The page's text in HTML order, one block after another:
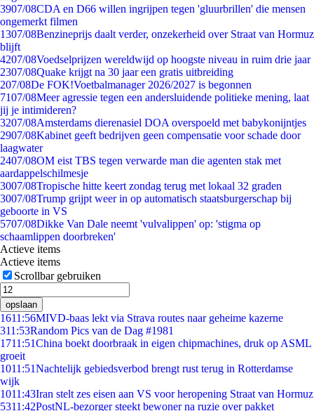
3907/08CDA en D66 willen ingrijpen tegen 'gluurbrillen' die mensen
ongemerkt filmen
1307/08Benzineprijs daalt verder, onzekerheid over Straat van Hormuz
blijft
4207/08Voedselprijzen wereldwijd op hoogste niveau in ruim drie jaar
2307/08Quake krijgt na 30 jaar een gratis uitbreiding
207/08De FOK!Voetbalmanager 2026/2027 is begonnen
7107/08Meer agressie tegen een andersluidende politieke mening, laat
jij je intimideren?
3207/08Amsterdams dierenasiel DOA overspoeld met babykonijntjes
2907/08Kabinet geeft bedrijven geen compensatie voor schade door
laagwater
2407/08OM eist TBS tegen verwarde man die agenten stak met
aardappelschilmesje
3007/08Tropische hitte keert zondag terug met lokaal 32 graden
3007/08Trump grijpt weer in op automatisch staatsburgerschap bij
geboorte in VS
5707/08Dikke Van Dale neemt 'vulvalippen' op: 'stigma op
schaamlippen doorbreken'
Actieve items
Actieve items
Scrollbar gebruiken
opslaan
1611:56MIVD-baas lekt via Strava routes naar geheime kazerne
311:53Random Pics van de Dag #1981
1711:51China boekt doorbraak in eigen chipmachines, druk op ASML
groeit
1011:51Nachtelijk gebiedsverbod brengt rust terug in Rotterdamse
wijk
1011:43Iran stelt zes eisen aan VS voor heropening Straat van Hormuz
5311:42PostNL-bezorger steekt bewoner na ruzie over pakket